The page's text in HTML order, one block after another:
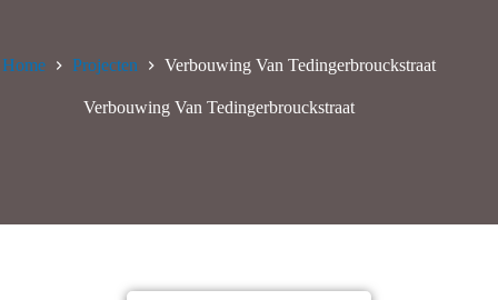
Home Projecten Verbouwing Van Tedingerbrouckstraat
Verbouwing Van Tedingerbrouckstraat